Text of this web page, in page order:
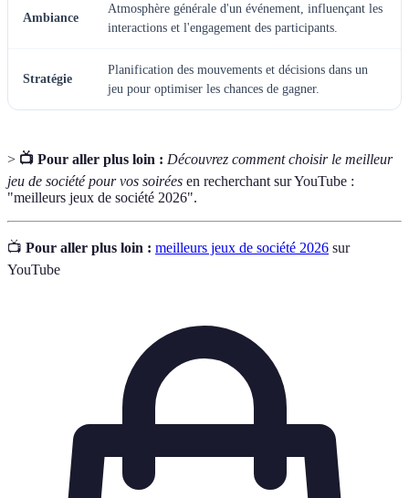
Ambiance
Atmosphère générale d'un événement, influençant les
interactions et l'engagement des participants.
Stratégie
Planification des mouvements et décisions dans un
jeu pour optimiser les chances de gagner.
> 📺 Pour aller plus loin : Découvrez comment choisir le meilleur
jeu de société pour vos soirées en recherchant sur YouTube :
"meilleurs jeux de société 2026".
📺 Pour aller plus loin : meilleurs jeux de société 2026 sur
YouTube